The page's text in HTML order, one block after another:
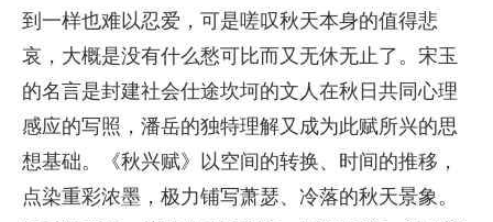
到一样也难以忍爱，可是嗟叹秋天本身的值得悲
哀，大概是没有什么愁可比而又无休无止了。宋玉
的名言是封建社会仕途坎坷的文人在秋日共同心理
感应的写照，潘岳的独特理解又成为此赋所兴的思
想基础。《秋兴赋》以空间的转换、时间的推移，
点染重彩浓墨，极力铺写萧瑟、冷落的秋天景象。